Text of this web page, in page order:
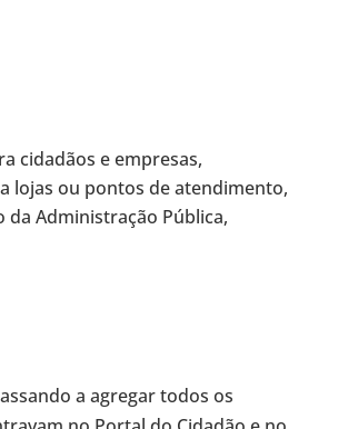
cidadãos e empresas,
lojas ou pontos de atendimento,
Administração Pública,
a agregar todos os